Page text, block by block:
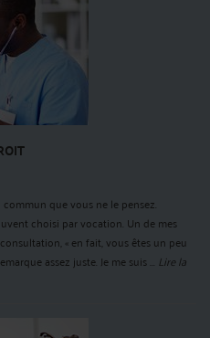
que vous ne le pensez.
choisi par vocation. Un de mes
« en fait, vous êtes un peu
assez juste. Je me suis ... Lire la